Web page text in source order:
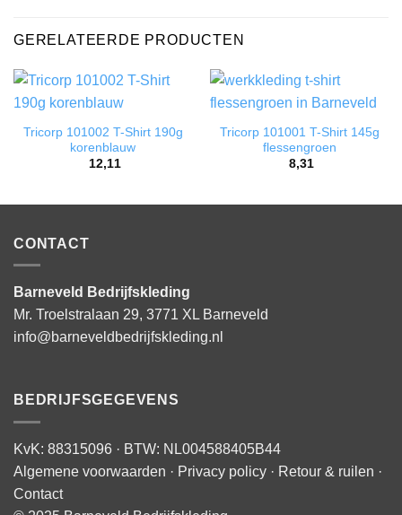
GERELATEERDE PRODUCTEN
Tricorp 101002 T-Shirt 190g
korenblauw
12,11
Tricorp 101001 T-Shirt 145g
flessengroen
8,31
CONTACT
Barneveld Bedrijfskleding
Mr. Troelstralaan 29, 3771 XL Barneveld
info@barneveldbedrijfskleding.nl
BEDRIJFSGEGEVENS
KvK: 88315096 · BTW: NL004588405B44
Algemene voorwaarden · Privacy policy · Retour & ruilen ·
Contact